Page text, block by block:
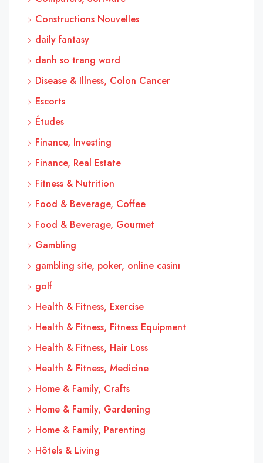
Constructions Nouvelles
daily fantasy
danh so trang word
Disease & Illness, Colon Cancer
Escorts
Études
Finance, Investing
Finance, Real Estate
Fitness & Nutrition
Food & Beverage, Coffee
Food & Beverage, Gourmet
Gambling
gambling site, poker, online casinı
golf
Health & Fitness, Exercise
Health & Fitness, Fitness Equipment
Health & Fitness, Hair Loss
Health & Fitness, Medicine
Home & Family, Crafts
Home & Family, Gardening
Home & Family, Parenting
Hôtels & Living